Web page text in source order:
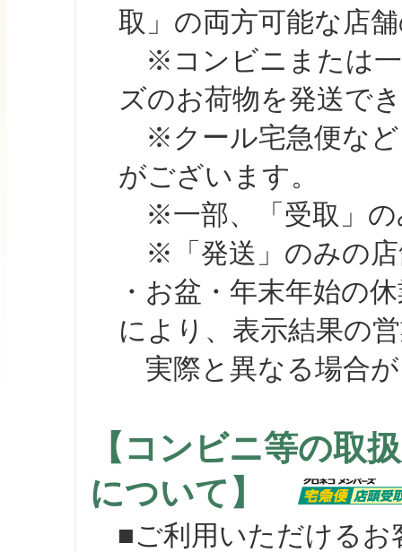
取」の両方可能な店
※コンビニまたは一
ズのお荷物を発送で
※クール宅急便など
がございます。
※一部、「受取」の
※「発送」のみの店
・お盆・年末年始の
により、表示結果の
実際と異なる場合が
【コンビニ等の取
について】
■ご利用いただけるお